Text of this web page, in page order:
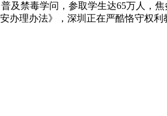
及禁毒学问，参取学生达65万人，
办理办法》，深圳正在严酷恪守权